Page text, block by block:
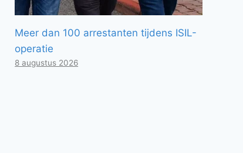
Meer dan 100 arrestanten tijdens ISIL-
operatie
8 augustus 2026